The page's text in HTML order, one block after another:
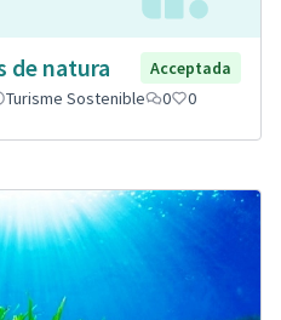
de natura
Acceptada
Turisme Sostenible 0 0